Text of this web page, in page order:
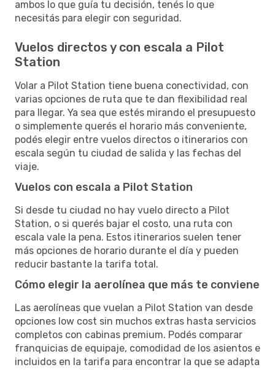
ambos lo que guía tu decisión, tenés lo que
necesitás para elegir con seguridad.
Vuelos directos y con escala a Pilot
Station
Volar a Pilot Station tiene buena conectividad, con
varias opciones de ruta que te dan flexibilidad real
para llegar. Ya sea que estés mirando el presupuesto
o simplemente querés el horario más conveniente,
podés elegir entre vuelos directos o itinerarios con
escala según tu ciudad de salida y las fechas del
viaje.
Vuelos con escala a Pilot Station
Si desde tu ciudad no hay vuelo directo a Pilot
Station, o si querés bajar el costo, una ruta con
escala vale la pena. Estos itinerarios suelen tener
más opciones de horario durante el día y pueden
reducir bastante la tarifa total.
Cómo elegir la aerolínea que más te conviene
Las aerolíneas que vuelan a Pilot Station van desde
opciones low cost sin muchos extras hasta servicios
completos con cabinas premium. Podés comparar
franquicias de equipaje, comodidad de los asientos e
incluidos en la tarifa para encontrar la que se adapta